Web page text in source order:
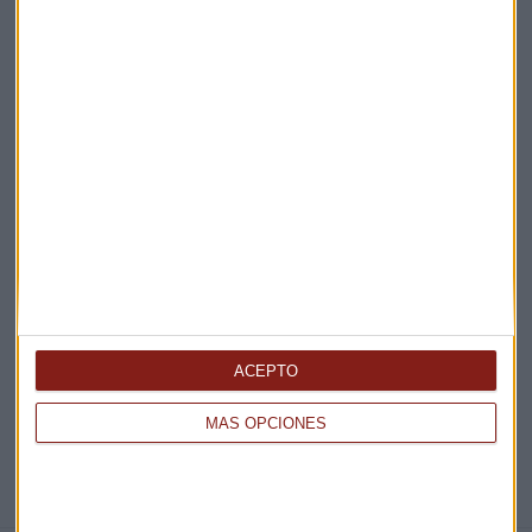
MÁS OPCIONES
ACEPTO